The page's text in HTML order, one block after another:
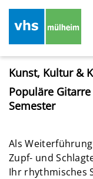
Kunst, Kultur &
Populäre
Semester
Als
Zupf- und
Ihr rhythmisches